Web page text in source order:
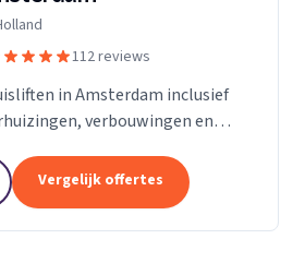
112 reviews
in Amsterdam inclusief
verbouwingen en
Vergelijk offertes